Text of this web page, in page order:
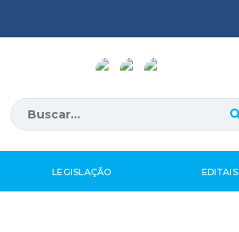
LEGISLAÇÃO EDITAIS